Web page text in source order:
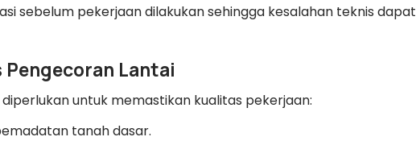
sebelum pekerjaan dilakukan sehingga kesalahan teknis dapat
Pengecoran Lantai
untuk memastikan kualitas pekerjaan:
tanah dasar.